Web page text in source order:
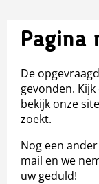
Pagina
De
gevonden.
bekijk onze
zoekt.
Nog een
mail en we
uw geduld!